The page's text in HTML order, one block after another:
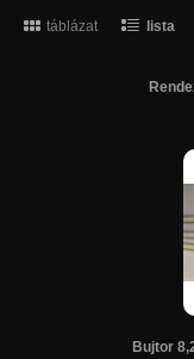
táblázat lista
Bujtor